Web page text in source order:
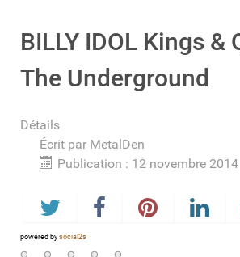
BILLY IDOL Kings &
The Underground
Détails
Écrit par MetalDen
Publication : 12 novembre 2014
powered by social2s